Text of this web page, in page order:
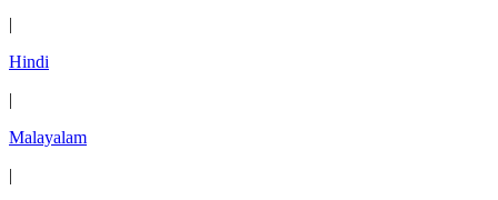
|
Hindi
|
Malayalam
|